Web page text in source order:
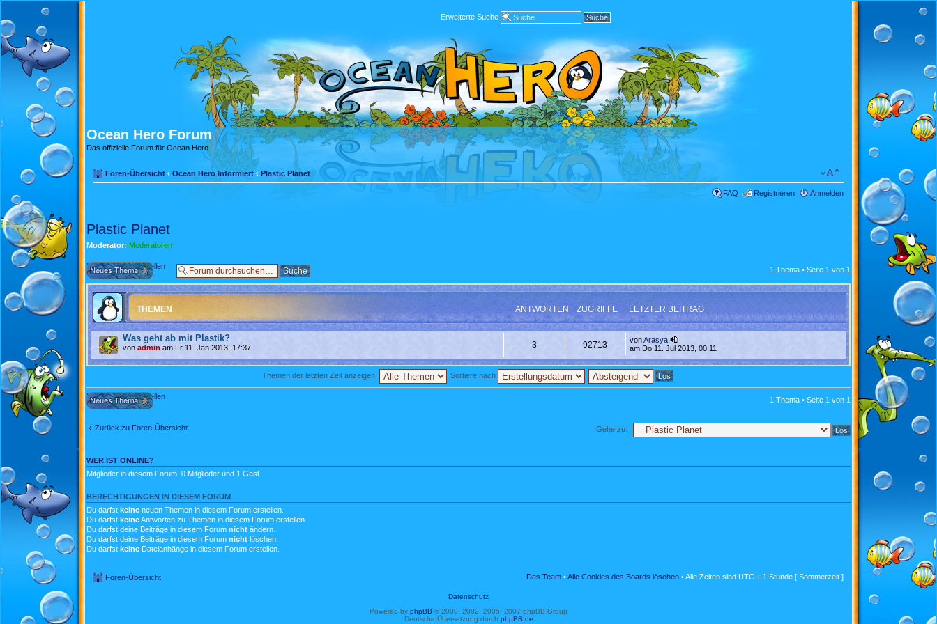
Erweiterte Suche
Ocean Hero Forum
Das offizielle Forum für Ocean Hero
Foren-Übersicht ‹ Ocean Hero Informiert ‹ Plastic Planet
FAQ Registrieren Anmelden
Plastic Planet
Moderator: Moderatoren
Neues Thema erstellen 1 Thema • Seite 1 von 1
THEMEN ANTWORTEN ZUGRIFFE LETZTER BEITRAG
Was geht ab mit Plastik?
von admin am Fr 11. Jan 2013, 17:37 3 92713 vonArasya
am Do 11. Jul 2013, 00:11
Themen der letzten Zeit anzeigen: Sortiere nach
Neues Thema erstellen 1 Thema • Seite 1 von 1
Zurück zu Foren-Übersicht Gehe zu:
WER IST ONLINE?
Mitglieder in diesem Forum: 0 Mitglieder und 1 Gast
BERECHTIGUNGEN IN DIESEM FORUM
Du darfst keine neuen Themen in diesem Forum erstellen.
Du darfst keineAntworten zu Themen in diesem Forum erstellen.
Du darfst deine Beiträge in diesem Forum nicht ändern.
Du darfst deine Beiträge in diesem Forum nicht löschen.
Du darfst keine Dateianhänge in diesem Forum erstellen.
Foren-Übersicht Das Team •Alle Cookies des Boards löschen • Alle Zeiten sind UTC + 1 Stunde [ Sommerzeit ]
Datenschutz
Powered by phpBB © 2000, 2002, 2005, 2007 phpBB Group
Deutsche Übersetzung durch phpBB.de